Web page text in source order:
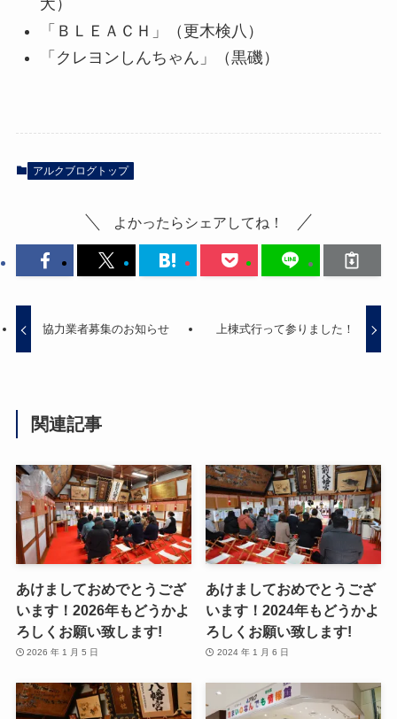
犬）
「ＢＬＥＡＣＨ」（更木検八）
「クレヨンしんちゃん」（黒磯）
アルクブログトップ
よかったらシェアしてね！
協力業者募集のお知らせ 上棟式行って参りました！
関連記事
あけましておめでとうござ
います！2026年もどうかよ
ろしくお願い致します!
2026 年 1 月 5 日
あけましておめでとうござ
います！2024年もどうかよ
ろしくお願い致します!
2024 年 1 月 6 日